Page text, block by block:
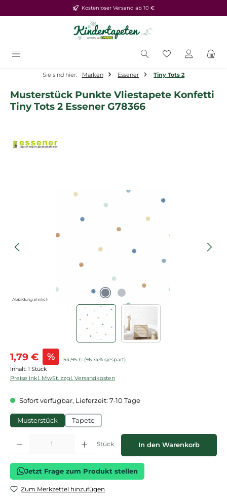
Zum Hauptinhalt springenKostenloser Versand ab 10 €
Du hast 0
Sie sind hier: Marken Essener Tiny Tots 2
Musterstück Punkte Vliestapete Konfetti
Tiny Tots 2 Essener G78366
Bildergalerie überspringen
Abbildung ähnlich
Verkaufspreis:
1,79 € % Regulärer Preis:
54,95 € (96.74% gespart)
Inhalt: 1 Stück
Preise inkl. MwSt. zzgl. Versandkosten
Sofort verfügbar, Lieferzeit: 7-10 Tage
Musterstück Tapete
Produkt Anzahl: Gib den gewünschten Wert ein oder benutze die
Stück In den Warenkorb
Jetzt Frage zum Produkt stellen
Zum Merkzettel hinzufügen